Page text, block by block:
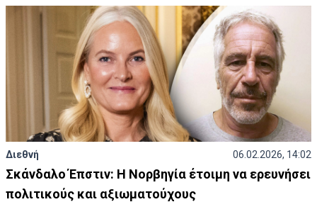
Διεθνή 06.02.2026, 14:02
Σκάνδαλο Έπστιν: Η Νορβηγία έτοιμη να ερευνήσει
πολιτικούς και αξιωματούχους